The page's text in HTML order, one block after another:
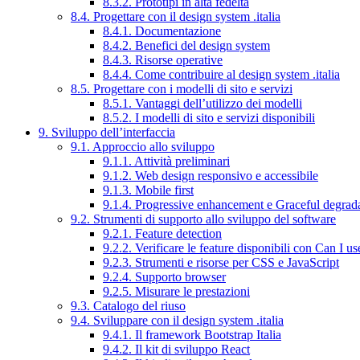
8.4. Progettare con il design system .italia
8.4.1. Documentazione
8.4.2. Benefici del design system
8.4.3. Risorse operative
8.4.4. Come contribuire al design system .italia
8.5. Progettare con i modelli di sito e servizi
8.5.1. Vantaggi dell’utilizzo dei modelli
8.5.2. I modelli di sito e servizi disponibili
9. Sviluppo dell’interfaccia
9.1. Approccio allo sviluppo
9.1.1. Attività preliminari
9.1.2. Web design responsivo e accessibile
9.1.3. Mobile first
9.1.4. Progressive enhancement e Graceful
9.2. Strumenti di supporto allo sviluppo del software
9.2.1. Feature detection
9.2.2. Verificare le feature disponibili con Can I
9.2.3. Strumenti e risorse per CSS e JavaScript
9.2.4. Supporto browser
9.2.5. Misurare le prestazioni
9.3. Catalogo del riuso
9.4. Sviluppare con il design system .italia
9.4.1. Il framework Bootstrap Italia
9.4.2. Il kit di sviluppo React